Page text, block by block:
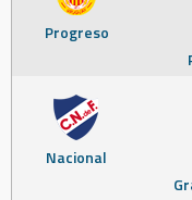
Progreso
Nacional